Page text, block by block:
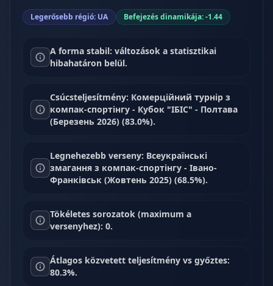
Legerősebb régió: UA Befejezés dinamikája: -1.44
A forma stabil: változások a statisztikai
hibahatáron belül.
Csúcsteljesítmény: Комерційний турнір з
компак-спортінгу - Кубок "ІБІС" - Полтава
(Березень 2026) (83.0%).
Legnehezebb verseny: Всеукраїнські
змагання з компак-спортінгу - Івано-
Франківськ (Жовтень 2025) (68.5%).
Tökéletes sorozatok (maximum a
versenyhez): 0.
Átlagos közvetett teljesítmény vs győztes:
80.3%.